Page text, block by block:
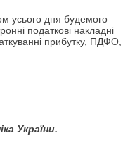
усього дня будемого
податкові накладні
прибутку, ПДФО,
України.